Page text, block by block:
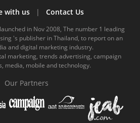
m
m
e
a
g
r
a
.
o
k
.
c
m
with us| Contact Us
in Nov 2008, The number 1 leading
's publisher in Thailand, to report on an
and digital marketing industry.
marketing, trends advertising, campaign
media, mobile and technology.
Our Partners